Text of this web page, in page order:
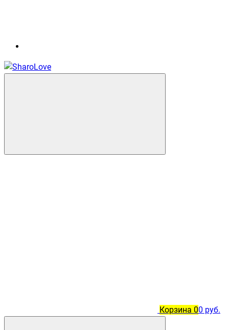
Корзина 00 руб.